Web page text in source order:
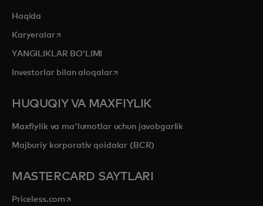
Haqida
Karyeralaropens in a new tab
YANGILIKLAR BOʻLIMI
Investorlar bilan aloqalaropens in a new tab
HUQUQIY VA MAXFIYLIK
Maxfiylik va ma'lumotlar uchun javobgarlik
Majburiy korporativ qoidalar (BCR)
MASTERCARD SAYTLARI
Priceless.com opens in a new tab